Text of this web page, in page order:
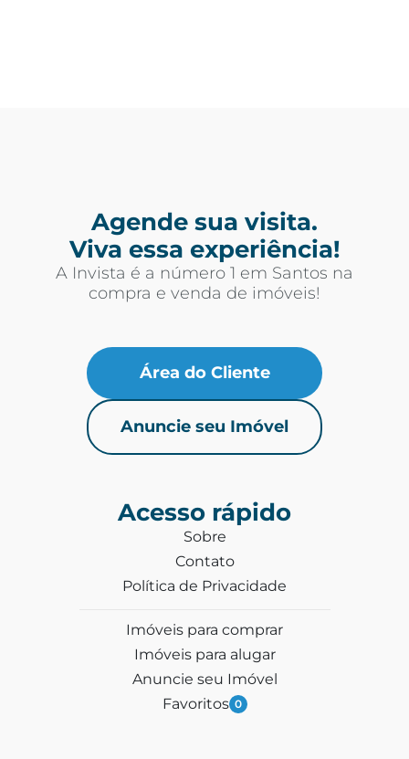
Agende sua visita.
Viva essa experiência!
A Invista é a número 1 em Santos na
compra e venda de imóveis!
Área do Cliente
Anuncie seu Imóvel
Acesso rápido
Sobre
Contato
Política de Privacidade
Imóveis para comprar
Imóveis para alugar
Anuncie seu Imóvel
Favoritos 0